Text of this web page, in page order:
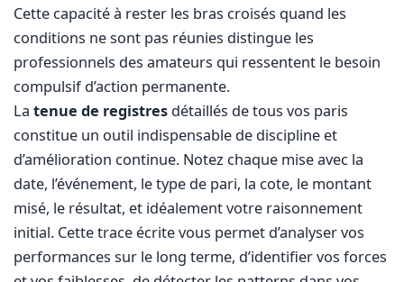
Cette capacité à rester les bras croisés quand les
conditions ne sont pas réunies distingue les
professionnels des amateurs qui ressentent le besoin
compulsif d’action permanente.
La tenue de registres détaillés de tous vos paris
constitue un outil indispensable de discipline et
d’amélioration continue. Notez chaque mise avec la
date, l’événement, le type de pari, la cote, le montant
misé, le résultat, et idéalement votre raisonnement
initial. Cette trace écrite vous permet d’analyser vos
performances sur le long terme, d’identifier vos forces